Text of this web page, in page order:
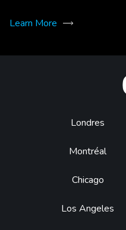
Learn More
Footer
Londres
Montréal
Chicago
Los Angeles